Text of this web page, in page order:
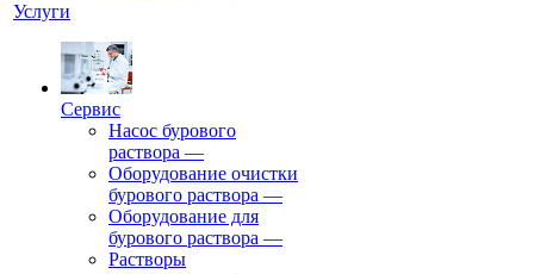
Услуги
Сервис
Насос бурового
раствора —
Оборудование очистки
бурового раствора —
Оборудование для
бурового раствора —
Растворы